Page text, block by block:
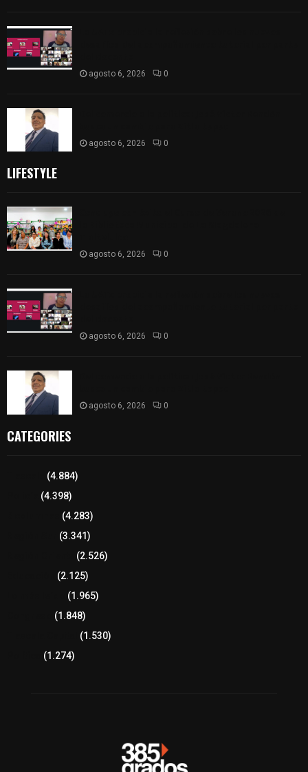
agosto 6, 2026 0
agosto 6, 2026 0
LIFESTYLE
agosto 6, 2026 0
agosto 6, 2026 0
agosto 6, 2026 0
CATEGORIES
(4.884)
(4.398)
(4.283)
(3.341)
(2.526)
(2.125)
(1.965)
(1.848)
(1.530)
(1.274)